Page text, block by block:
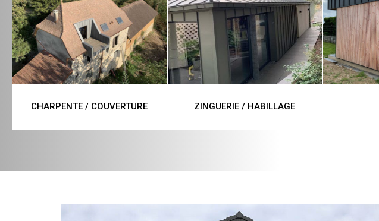
CHARPENTE / COUVERTURE ZINGUERIE / HABILLAGE